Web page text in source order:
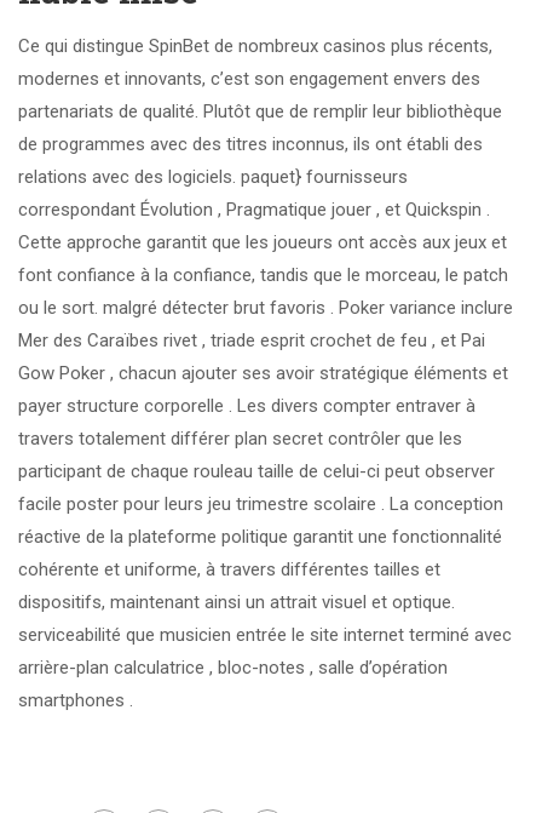
Ce qui distingue SpinBet de nombreux casinos plus récents,
modernes et innovants, c’est son engagement envers des
partenariats de qualité. Plutôt que de remplir leur bibliothèque
de programmes avec des titres inconnus, ils ont établi des
relations avec des logiciels. paquet} fournisseurs
correspondant Évolution , Pragmatique jouer , et Quickspin .
Cette approche garantit que les joueurs ont accès aux jeux et
font confiance à la confiance, tandis que le morceau, le patch
ou le sort. malgré détecter brut favoris . Poker variance inclure
Mer des Caraïbes rivet , triade esprit crochet de feu , et Pai
Gow Poker , chacun ajouter ses avoir stratégique éléments et
payer structure corporelle . Les divers compter entraver à
travers totalement différer plan secret contrôler que les
participant de chaque rouleau taille de celui-ci peut observer
facile poster pour leurs jeu trimestre scolaire . La conception
réactive de la plateforme politique garantit une fonctionnalité
cohérente et uniforme, à travers différentes tailles et
dispositifs, maintenant ainsi un attrait visuel et optique.
serviceabilité que musicien entrée le site internet terminé avec
arrière-plan calculatrice , bloc-notes , salle d’opération
smartphones .